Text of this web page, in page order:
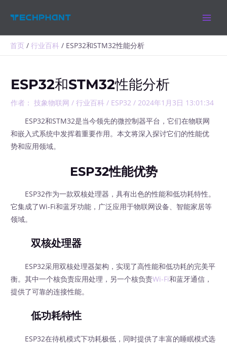
首页 行业百科 ESP32和STM32性能分析
ESP32和STM32性能分析
作者： 技象物联网/行业百科 / ESP32 /2024年1月3日 13:01:34
ESP32和STM32是当今领先的微控制器平台，它们在物联网
和嵌入式系统中发挥着重要作用。本文将深入探讨它们的性能优
势和应用领域。
ESP32性能优势
ESP32作为一款双核处理器，具有出色的性能和低功耗特性。
它集成了Wi-Fi和蓝牙功能，广泛应用于物联网设备、智能家居等
领域。
双核处理器
ESP32采用双核处理器架构，实现了高性能和低功耗的完美平
衡。其中一个核负责应用处理，另一个核负责Wi-Fi和蓝牙通信，
提供了可靠的连接性能。
低功耗特性
ESP32在待机模式下功耗极低，同时提供了丰富的睡眠模式选